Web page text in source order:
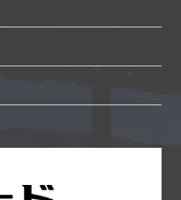
ンタルコスチューム
像・写真
礼運営受託